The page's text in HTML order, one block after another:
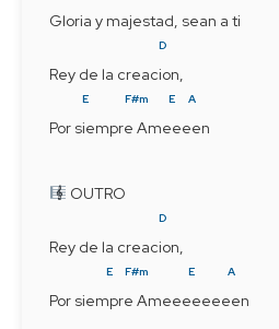
Gloria y majestad, sean a ti
D
Rey de la creacion,
E F#m E A
Por siempre Ameeeen
OUTRO
D
Rey de la creacion,
E F#m E A
Por siempre Ameeeeeeeen